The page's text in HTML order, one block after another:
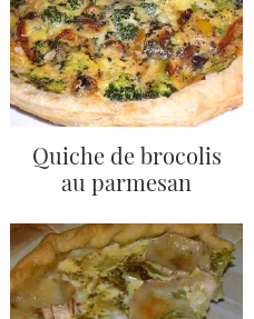
Quiche de brocolis
au parmesan